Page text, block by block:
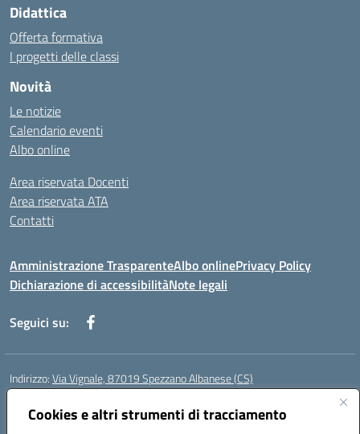
Cookies e altri strumenti di tracciamento
Didattica
Offerta formativa
I progetti delle classi
Novità
Le notizie
Calendario eventi
Albo online
Area riservata Docenti
Area riservata ATA
Contatti
Amministrazione TrasparenteAlbo onlinePrivacy Policy
Dichiarazione di accessibilitàNote legali
Seguici su:
Indirizzo:Via Vignale, 87019 Spezzano Albanese (CS)
Centralino:
Posta elettronica certificata (PEC):csic878003@pec.istruzione.it